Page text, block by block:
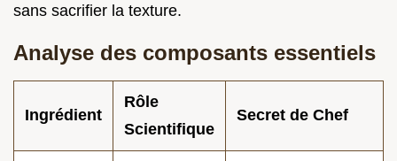
sans sacrifier la texture.
Analyse des composants essentiels
Ingrédient
Rôle
Scientifique
Secret de Chef